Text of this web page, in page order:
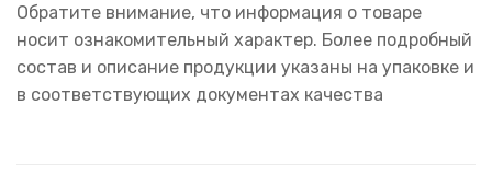
Обратите внимание, что информация о товаре
носит ознакомительный характер. Более подробный
состав и описание продукции указаны на упаковке и
в соответствующих документах качества